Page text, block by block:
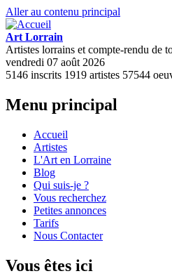
Aller au contenu principal
Art Lorrain
Artistes lorrains et compte-rendu de
vendredi 07 août 2026
5146 inscrits 1919 artistes 57544
Menu principal
Accueil
Artistes
L'Art en Lorraine
Blog
Qui suis-je ?
Vous recherchez
Petites annonces
Tarifs
Nous Contacter
Vous êtes ici